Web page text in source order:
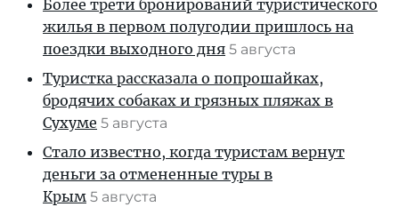
Более трети бронирований туристического
жилья в первом полугодии пришлось на
поездки выходного дня 5 августа
Туристка рассказала о попрошайках,
бродячих собаках и грязных пляжах в
Сухуме 5 августа
Стало известно, когда туристам вернут
деньги за отмененные туры в
Крым 5 августа